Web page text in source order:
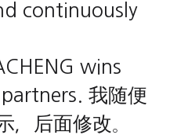
continuously
wins
我随便
，后面修改。